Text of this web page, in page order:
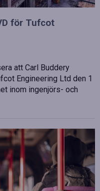
för Tufcot
att Carl Buddery
Engineering Ltd den 1
inom ingenjörs- och